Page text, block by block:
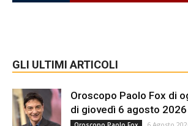
GLI ULTIMI ARTICOLI
Oroscopo Paolo Fox di
di giovedì 6 agosto 2026